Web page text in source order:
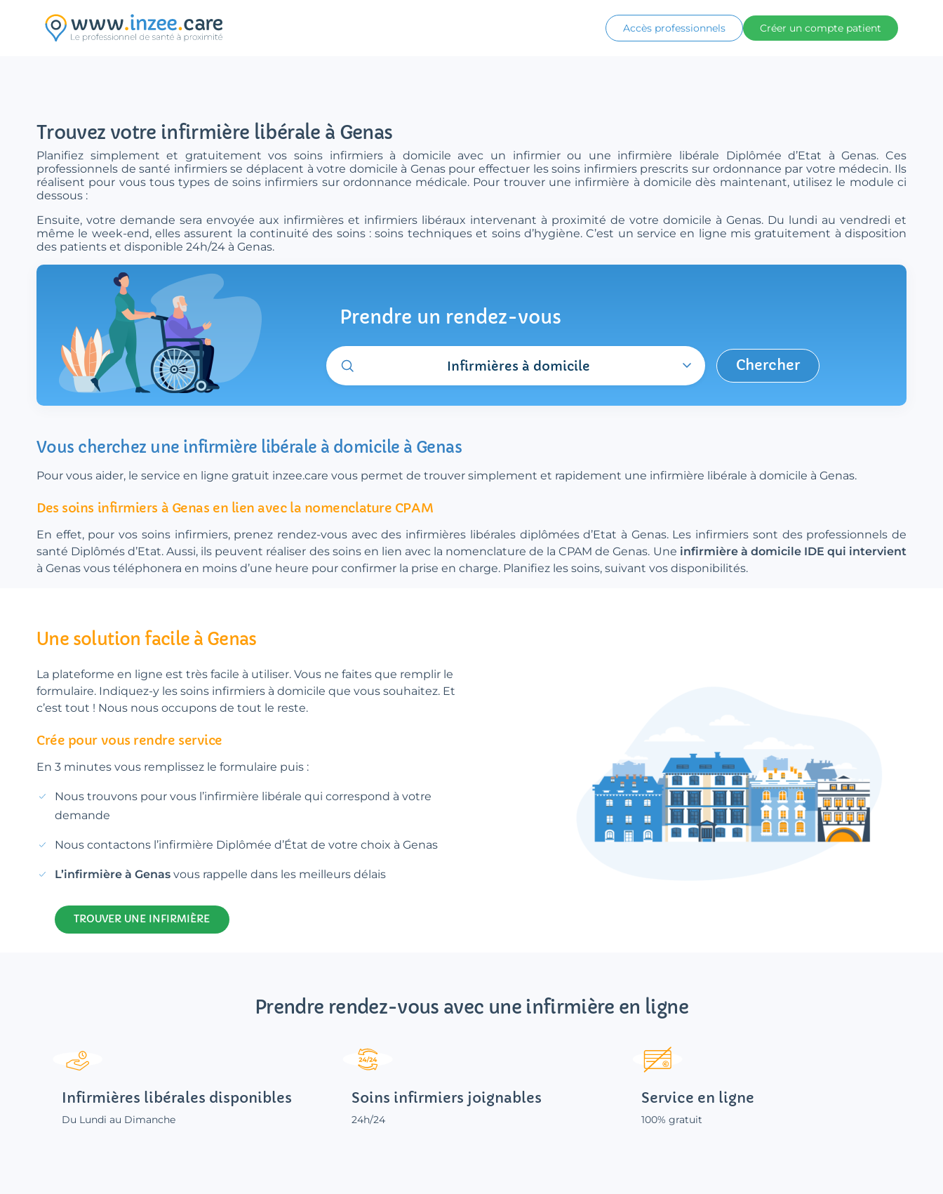
Accès professionnels Créer un compte patient
Trouvez votre infirmière libérale à Genas
Planifiez simplement et gratuitement vos soins infirmiers à domicile avec un infirmier ou une infirmière libérale Diplômée d’Etat à Genas. Ces
professionnels de santé infirmiers se déplacent à votre domicile à Genas pour effectuer les soins infirmiers prescrits sur ordonnance par votre médecin. Ils
réalisent pour vous tous types de soins infirmiers sur ordonnance médicale. Pour trouver une infirmière à domicile dès maintenant, utilisez le module ci
dessous :
Ensuite, votre demande sera envoyée aux infirmières et infirmiers libéraux intervenant à proximité de votre domicile à Genas. Du lundi au vendredi et
même le week-end, elles assurent la continuité des soins : soins techniques et soins d’hygiène. C’est un service en ligne mis gratuitement à disposition
des patients et disponible 24h/24 à Genas.
Prendre un rendez-vous
Infirmières à domicile Chercher
Vous cherchez une infirmière libérale à domicile à Genas
Pour vous aider, le service en ligne gratuit inzee.care vous permet de trouver simplement et rapidement une infirmière libérale à domicile à Genas.
Des soins infirmiers à Genas en lien avec la nomenclature CPAM
En effet, pour vos soins infirmiers, prenez rendez-vous avec des infirmières libérales diplômées d’Etat à Genas. Les infirmiers sont des professionnels de
santé Diplômés d’Etat. Aussi, ils peuvent réaliser des soins en lien avec la nomenclature de la CPAM de Genas. Une infirmière à domicile IDE qui intervient
à Genas vous téléphonera en moins d’une heure pour confirmer la prise en charge. Planifiez les soins, suivant vos disponibilités.
Une solution facile à Genas
La plateforme en ligne est très facile à utiliser. Vous ne faites que remplir le
formulaire. Indiquez-y les soins infirmiers à domicile que vous souhaitez. Et
c’est tout ! Nous nous occupons de tout le reste.
Crée pour vous rendre service
En 3 minutes vous remplissez le formulaire puis :
Nous trouvons pour vous l’infirmière libérale qui correspond à votre
demande
Nous contactons l’infirmière Diplômée d’État de votre choix à Genas
L’infirmière à Genas vous rappelle dans les meilleurs délais
TROUVER UNE INFIRMIÈRE
Prendre rendez-vous avec une infirmière en ligne
Infirmières libérales disponibles
Du Lundi au Dimanche
Soins infirmiers joignables
24h/24
Service en ligne
100% gratuit